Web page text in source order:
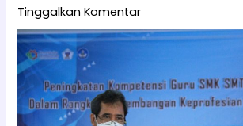
Tinggalkan Komentar